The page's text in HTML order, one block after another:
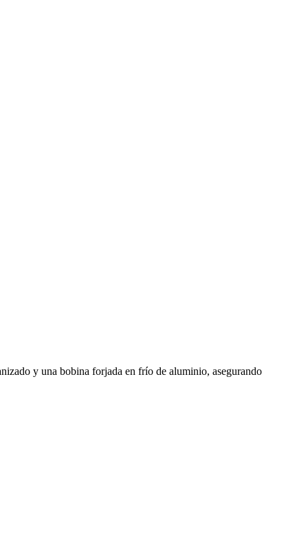
y una bobina forjada en frío de aluminio, asegurando